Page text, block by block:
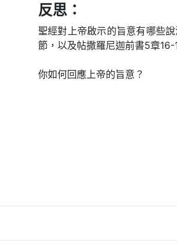
反思：
聖經對上帝啟示的旨意有哪些
節，以及帖撒羅尼迦前書5章16-
你如何回應上帝的旨意？